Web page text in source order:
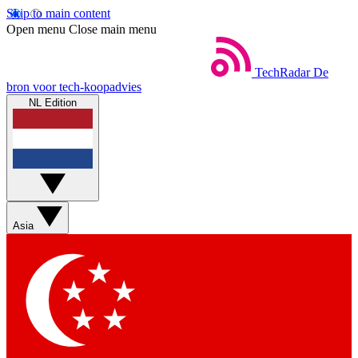
Skip to main content
Open menu Close main menu
TechRadar De
bron voor tech-koopadvies
NL Edition
Asia